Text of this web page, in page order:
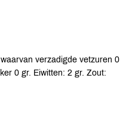
verzadigde vetzuren 0
0 gr. Eiwitten: 2 gr. Zout: